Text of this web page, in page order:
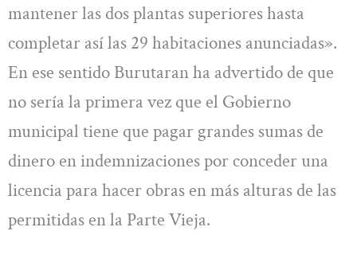
mantener las dos plantas superiores hasta
completar así las 29 habitaciones anunciadas».
En ese sentido Burutaran ha advertido de que
no sería la primera vez que el Gobierno
municipal tiene que pagar grandes sumas de
dinero en indemnizaciones por conceder una
licencia para hacer obras en más alturas de las
permitidas en la Parte Vieja.